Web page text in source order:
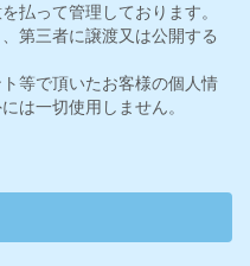
払って管理しております。
第三者に譲渡又は公開する
等で頂いたお客様の個人情
は一切使用しません。